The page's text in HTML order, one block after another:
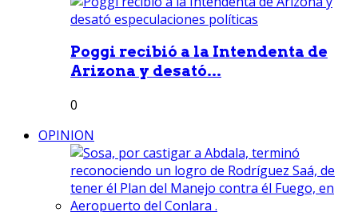
Poggi recibió a la Intendenta de
Arizona y desató...
0
OPINION